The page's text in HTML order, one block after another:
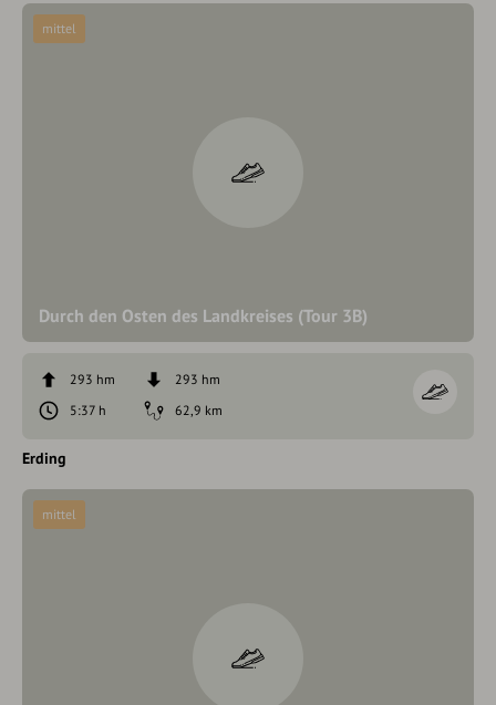
Durch den Osten des Landkreises (Tour 3B)
mittel
293 hm
293 hm
5:37 h
62,9 km
Erding
mittel